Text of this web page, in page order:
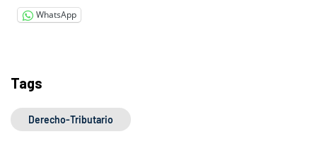
WhatsApp
Tags
Derecho-Tributario